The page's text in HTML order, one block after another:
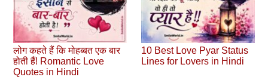
लोग कहते हैं कि मोहब्‍बत एक बार
होती हैं! Romantic Love
Quotes in Hindi
10 Best Love Pyar Status
Lines for Lovers in Hindi